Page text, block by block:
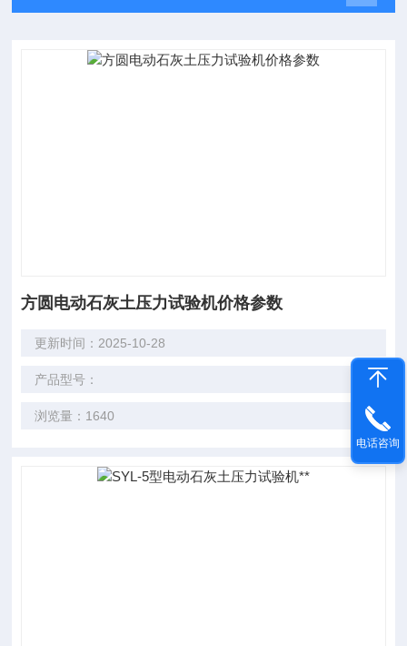
方圆电动石灰土压力试验机价格参数
更新时间：2025-10-28
产品型号：
浏览量：1640
电话咨询